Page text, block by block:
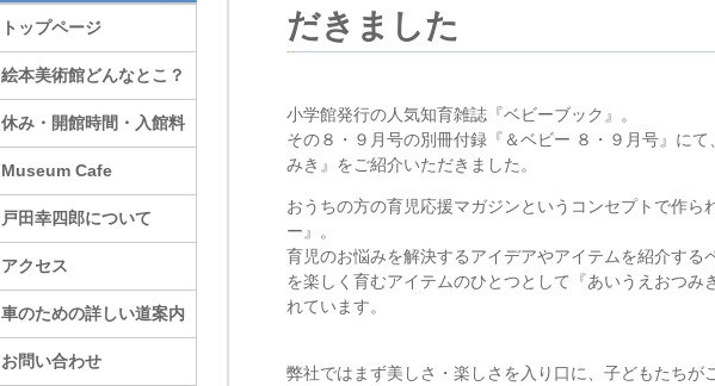
トップページ
絵本美術館どんなとこ？
休み・開館時間・入館料
Museum Cafe
戸田幸四郎について
アクセス
車のための詳しい道案内
お問い合わせ
だきました
小学館発行の人気知育雑誌『ベビーブック』。
その８・９月号の別冊付録『＆ベビー ８・９月号』に
みき』をご紹介いただきました。
おうちの方の育児応援マガジンというコンセプトで作ら
ー』。
育児のお悩みを解決するアイデアやアイテムを紹介する
を楽しく育むアイテムのひとつとして『あいうえおつみ
れています。
弊社ではまず美しさ・楽しさを入り口に、子どもたちが